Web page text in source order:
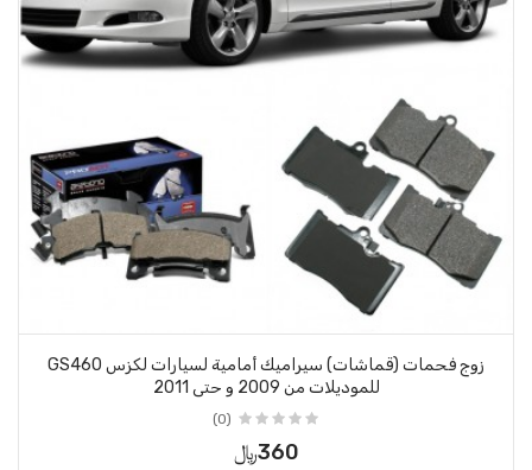
زوج فحمات (قماشات) سيراميك أمامية لسيارات لكزس GS460
للموديلات من 2009 و حتى 2011
(0)
360﷼